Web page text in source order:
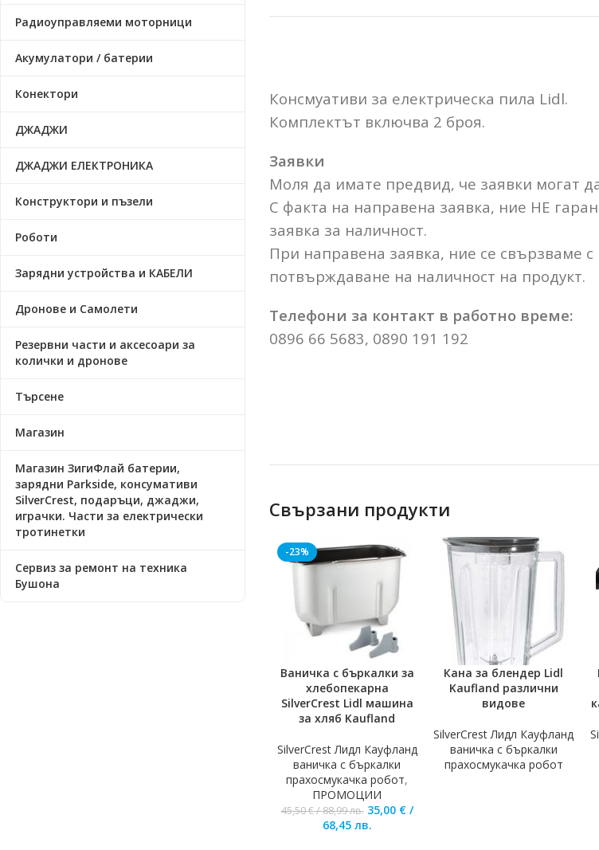
Радиоуправляеми моторници
Акумулатори / батерии
Конектори
ДЖАДЖИ
ДЖАДЖИ ЕЛЕКТРОНИКА
Конструктори и пъзели
Роботи
Зарядни устройства и КАБЕЛИ
Дронове и Самолети
Резервни части и аксесоари за
колички и дронове
Търсене
Магазин
Магазин ЗигиФлай батерии,
зарядни Parkside, консумативи
SilverCrest, подаръци, джаджи,
играчки. Части за електрически
тротинетки
Сервиз за ремонт на техника
Бушона
Консмуативи за електрическа пила Lidl.
Комплектът включва 2 броя.
Заявки
Моля да имате предвид, че заявки могат
С факта на направена заявка, ние НЕ
заявка за наличност.
При направена заявка, ние се свързваме
потвърждаване на наличност на продукт.
Телефони за контакт в работно време:
0896 66 5683, 0890 191 192
Свързани продукти
-23%
ДОБАВЯНЕ В КОЛИЧКАТА
Ваничка с бъркалки за
хлебопекарна
SilverCrest Lidl машина
за хляб Kaufland
SilverCrest Лидл Кауфланд
ваничка с бъркалки
прахосмукачка робот,
ПРОМОЦИИ
45,50€/88,99лв. 35,00 € /
68,45 лв.
ОЩЕ
Кана за блендер Lidl
Kaufland различни
видове
SilverCrest Лидл Кауфланд
ваничка с бъркалки
прахосмукачка робот